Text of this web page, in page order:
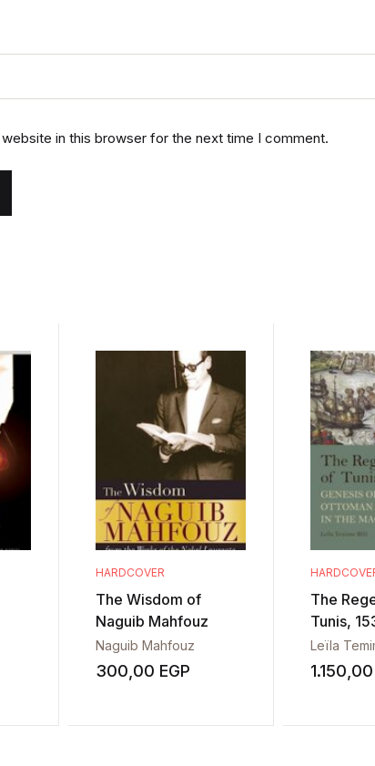
in this browser for the next time I comment.
HARDCOVER
The Wisdom of
Naguib Mahfouz
Naguib Mahfouz
300,00 EGP
The
Tunis,
Leïla
1.150,00